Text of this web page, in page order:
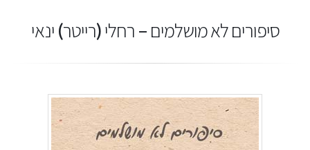
סיפורים לא מושלמים – רחלי (רייטר) ינאי